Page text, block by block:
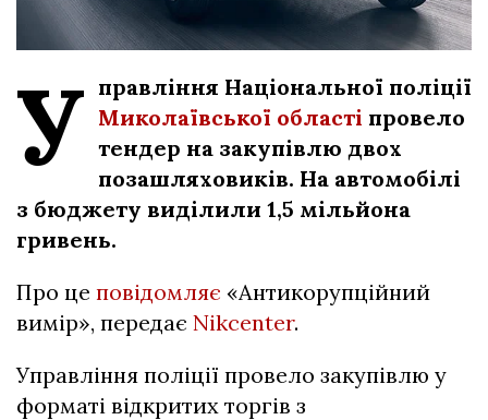
У правління Національної поліції
Миколаївської області провело
тендер на закупівлю двох
позашляховиків. На автомобілі
з бюджету виділили 1,5 мільйона
гривень.
Про це повідомляє «Антикорупційний
вимір», передає Nikcenter.
Управління поліції провело закупівлю у
форматі відкритих торгів з